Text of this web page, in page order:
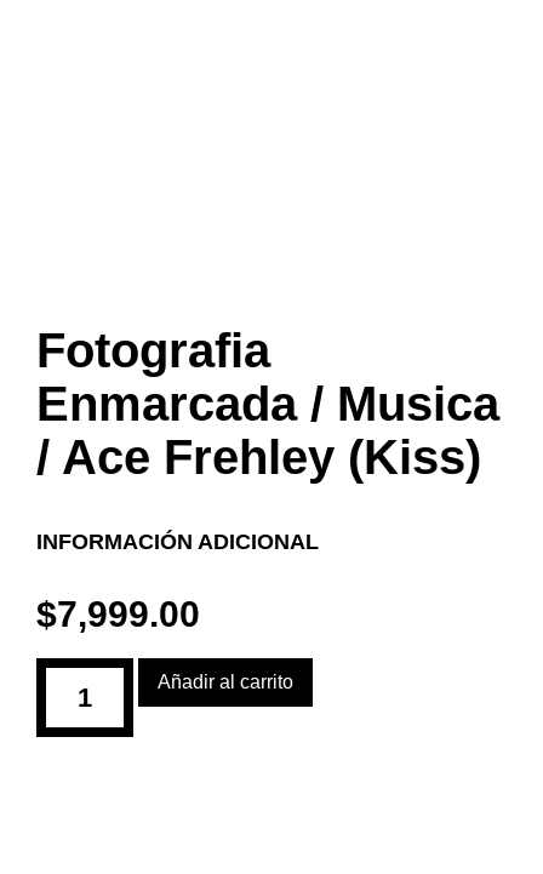
Fotografia
Enmarcada / Musica
/ Ace Frehley (Kiss)
INFORMACIÓN ADICIONAL
$7,999.00
Añadir al carrito